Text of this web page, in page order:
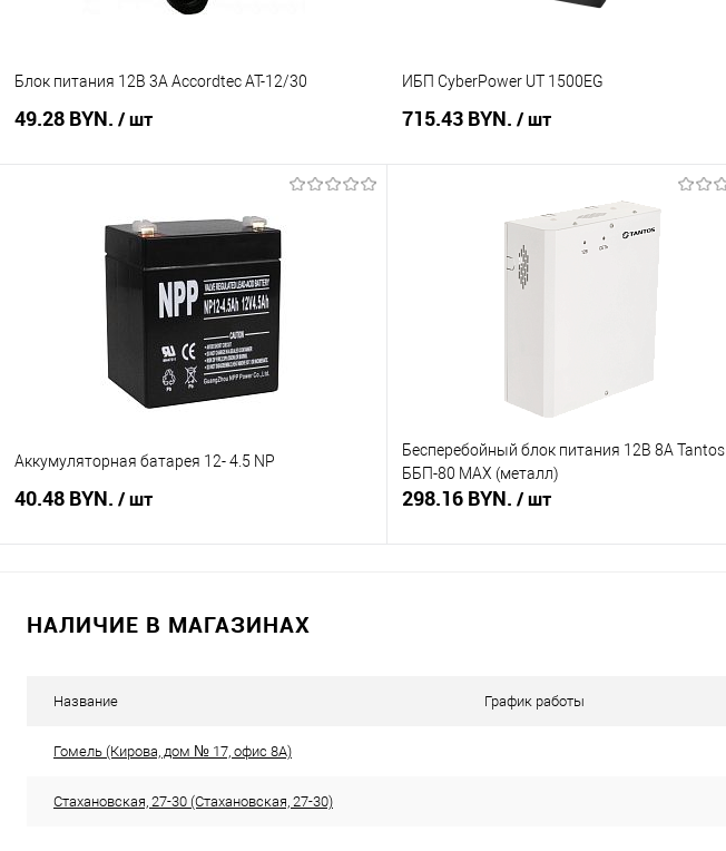
Блок питания 12В 3А Accordtec АТ-12/30
49.28 BYN. / шт
Купить в 1 клик
Сравнение
В наличии
ИБП CyberPower UT 1500EG
715.43 BYN. / шт
В корзину
Купить в 1 клик
Аккумуляторная батарея 12- 4.5 NP
40.48 BYN. / шт
Бесперебойный блок питания 12В 8А Tantos
ББП-80 MAX (металл)
298.16 BYN. / шт
НАЛИЧИЕ В МАГАЗИНАХ
Название График работы
Гомель (Кирова, дом № 17, офис 8А)
Стахановская, 27-30 (Стахановская, 27-30)